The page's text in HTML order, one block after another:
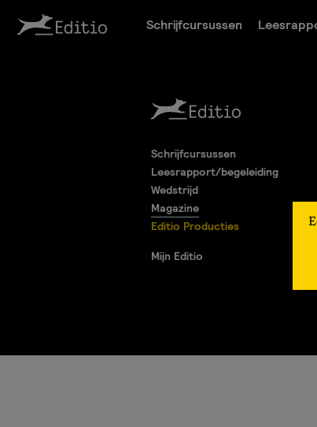
Schrijfcursussen
Schrijfcursussen
Leesrapport/begeleiding
Wedstrijd
Magazine
Editio Producties
Mijn Editio